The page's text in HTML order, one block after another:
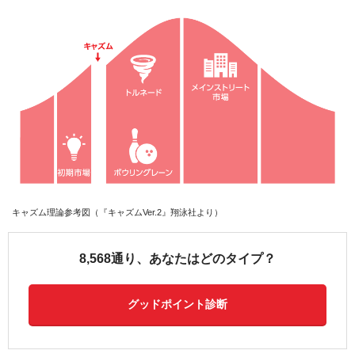
キャズム理論参考図（『キャズムVer.2』翔泳社より）
8,568通り、あなたはどのタイプ？
グッドポイント診断